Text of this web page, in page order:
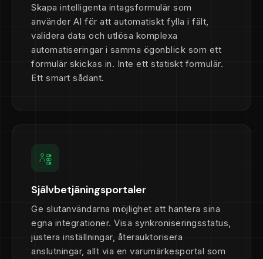
Skapa intelligenta intagsformulär som
använder AI för att automatiskt fylla i fält,
validera data och utlösa komplexa
automatiseringar i samma ögonblick som ett
formulär skickas in. Inte ett statiskt formulär.
Ett smart sådant.
Självbetjäningsportaler
Ge slutanvändarna möjlighet att hantera sina
egna integrationer. Visa synkroniseringsstatus,
justera inställningar, återauktorisera
anslutningar, allt via en varumärkesportal som